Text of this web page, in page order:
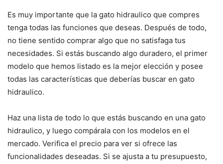
Es muy importante que la gato hidraulico que compres
tenga todas las funciones que deseas. Después de todo,
no tiene sentido comprar algo que no satisfaga tus
necesidades. Si estás buscando algo duradero, el primer
modelo que hemos listado es la mejor elección y posee
todas las características que deberías buscar en gato
hidraulico.
Haz una lista de todo lo que estás buscando en una gato
hidraulico, y luego compárala con los modelos en el
mercado. Verifica el precio para ver si ofrece las
funcionalidades deseadas. Si se ajusta a tu presupuesto,